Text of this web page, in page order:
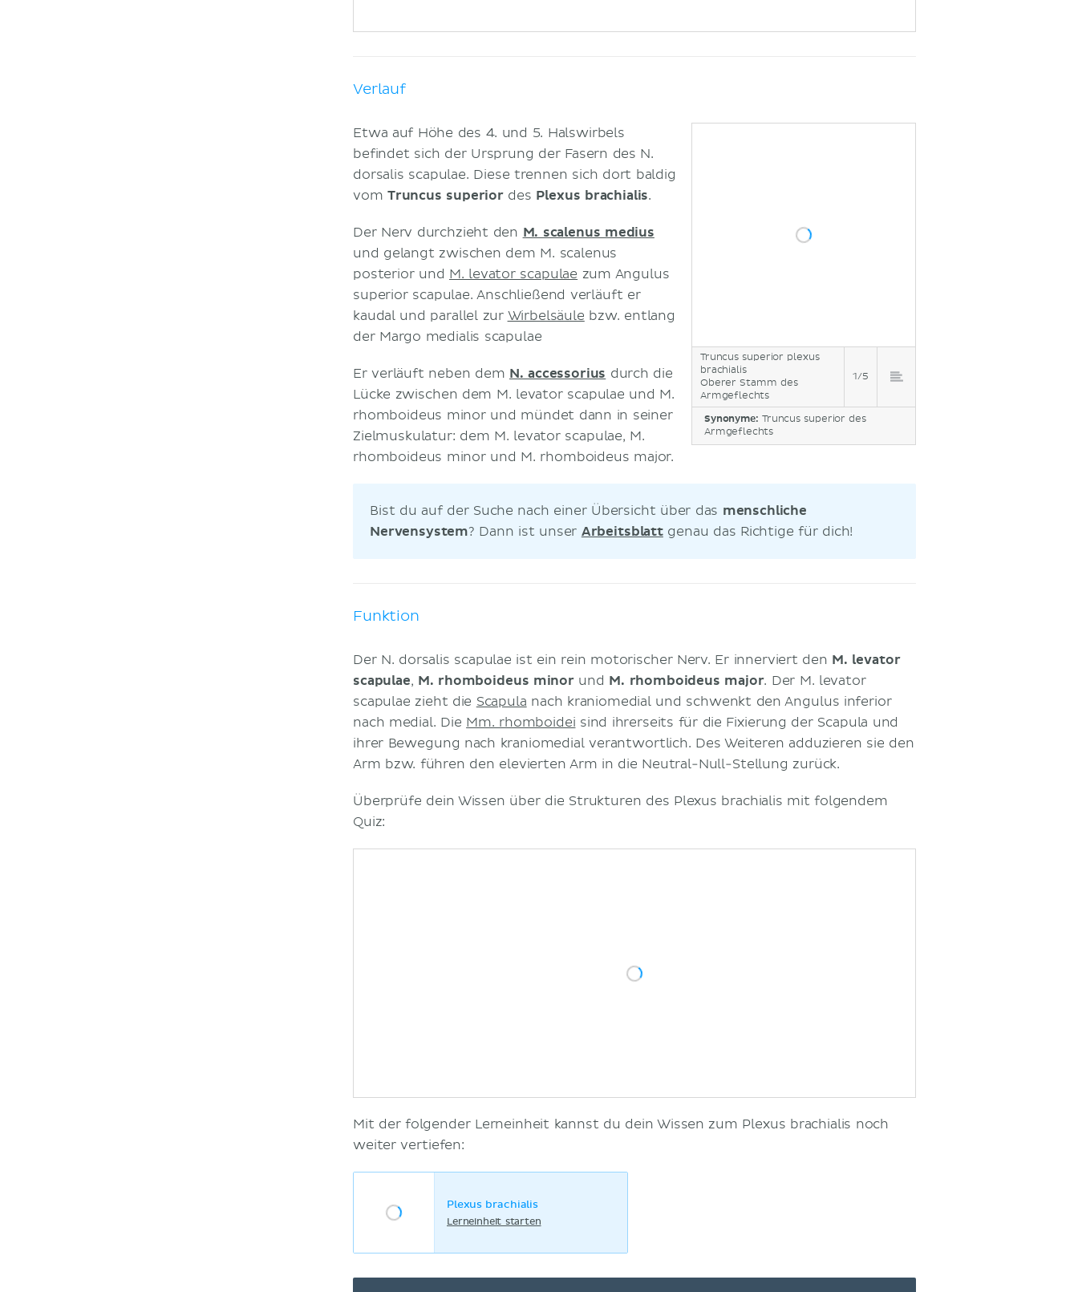
Verlauf
Truncus superior plexus
brachialis
Oberer Stamm des
Armgeflechts
1/5
Synonyme: Truncus superior des
Armgeflechts
Etwa auf Höhe des 4. und 5. Halswirbels
befindet sich der Ursprung der Fasern des N.
dorsalis scapulae. Diese trennen sich dort baldig
vom Truncus superior des Plexus brachialis.
Der Nerv durchzieht den M. scalenus medius
und gelangt zwischen dem M. scalenus
posterior und M. levator scapulae zum Angulus
superior scapulae. Anschließend verläuft er
kaudal und parallel zur Wirbelsäule bzw. entlang
der Margo medialis scapulae
Er verläuft neben dem N. accessorius durch die
Lücke zwischen dem M. levator scapulae und M.
rhomboideus minor und mündet dann in seiner
Zielmuskulatur: dem M. levator scapulae, M.
rhomboideus minor und M. rhomboideus major.
Bist du auf der Suche nach einer Übersicht über das menschliche
Nervensystem? Dann ist unser Arbeitsblattgenau das Richtige für dich!
Funktion
Der N. dorsalis scapulae ist ein rein motorischer Nerv. Er innerviert den M. levator
scapulae, M. rhomboideus minor und M. rhomboideus major. Der M. levator
scapulae zieht die Scapula nach kraniomedial und schwenkt den Angulus inferior
nach medial. Die Mm. rhomboidei sind ihrerseits für die Fixierung der Scapula und
ihrer Bewegung nach kraniomedial verantwortlich. Des Weiteren adduzieren sie den
Arm bzw. führen den elevierten Arm in die Neutral-Null-Stellung zurück.
Überprüfe dein Wissen über die Strukturen des Plexus brachialis mit folgendem
Quiz:
Mit der folgender Lerneinheit kannst du dein Wissen zum Plexus brachialis noch
weiter vertiefen:
Plexus brachialis
Lerneinheit starten